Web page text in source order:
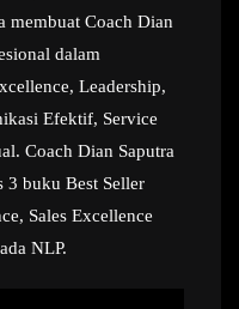
membuat Coach Dian
dalam
Leadership,
Efektif, Service
Coach Dian Saputra
3 buku Best Seller
Sales Excellence
NLP.